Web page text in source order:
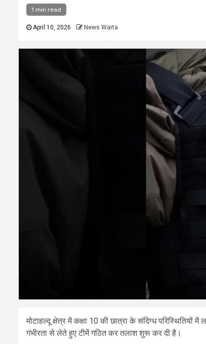
1 min read
April 10, 2026 News Warta
मोटाहल्दू क्षेत्र में कक्षा 10 की छात्रा के संदिग्ध
गंभीरता से लेते हुए टीमें गठित कर तलाश शुरू कर दी है।